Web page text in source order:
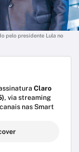
pelo presidente Lula no
Claro
, via streaming
nas Smart